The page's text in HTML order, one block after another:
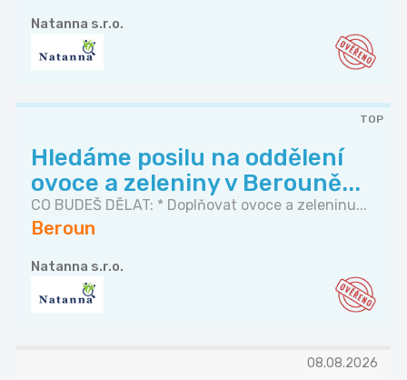
Natanna s.r.o.
TOP
Hledáme posilu na oddělení
ovoce a zeleniny v Berouně...
CO BUDEŠ DĚLAT: * Doplňovat ovoce a zeleninu...
Beroun
Natanna s.r.o.
08.08.2026